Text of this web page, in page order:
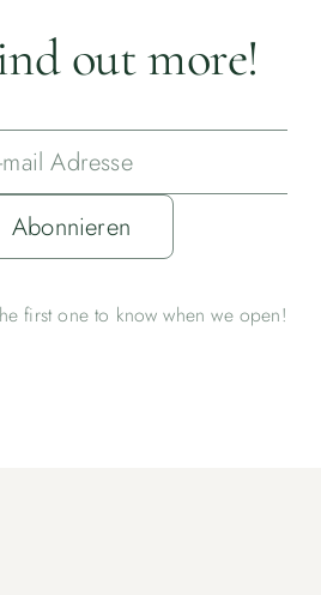
out more!
Abonnieren
first one to know when we open!